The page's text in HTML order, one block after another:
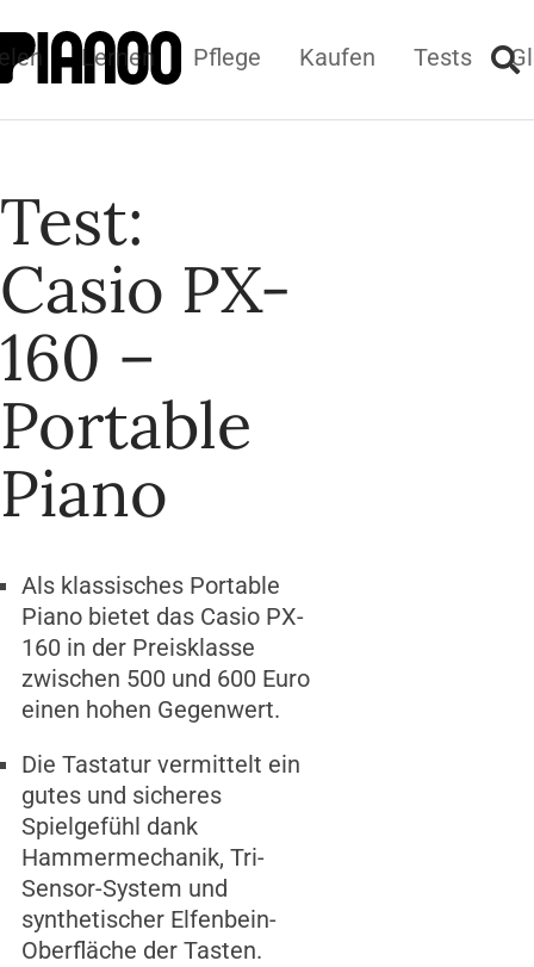
Lernen Pflege Kaufen Tests
Test:
Casio PX-
160 –
Portable
Piano
Als klassisches Portable
Piano bietet das Casio PX-
160 in der Preisklasse
zwischen 500 und 600 Euro
einen hohen Gegenwert.
Die Tastatur vermittelt ein
gutes und sicheres
Spielgefühl dank
Hammermechanik, Tri-
Sensor-System und
synthetischer Elfenbein-
Oberfläche der Tasten.